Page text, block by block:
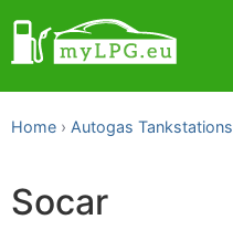
Home Autogas Tankstations
Socar